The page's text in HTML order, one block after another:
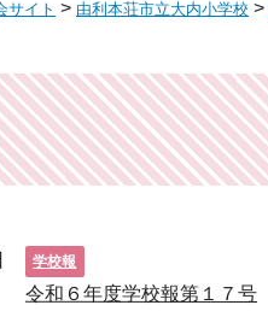
サイト > 由利本荘市立大内小学校 >
学校報
令和６年度学校報第１７号